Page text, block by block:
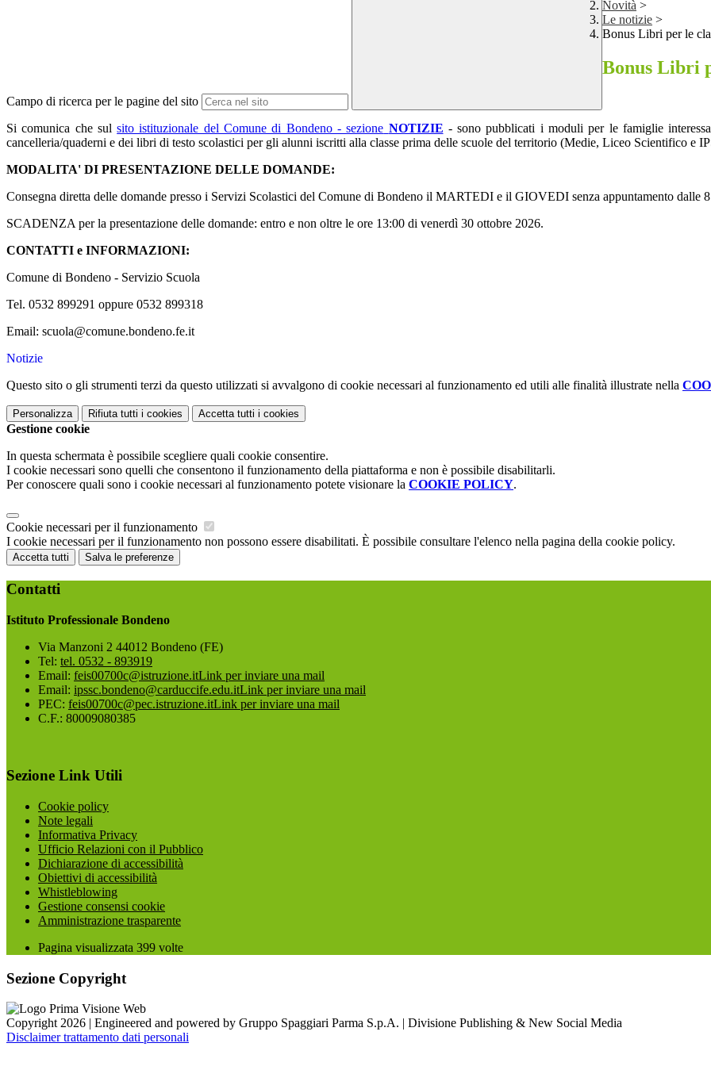
Campo di ricerca per le pagine del sito
Novità >
Le notizie >
Bonus Libri per le
Bonus Libri
Si comunica che sulsito istituzionale del Comune di Bondeno - sezione NOTIZIE - sono pubblicati i moduli per le famiglie
cancelleria/quaderni e dei libri di testo scolastici per gli alunni iscritti alla classe prima delle scuole del territorio (Medie, Liceo Scientifico e
MODALITA' DI PRESENTAZIONE DELLE DOMANDE:
Consegna diretta delle domande presso i Servizi Scolastici del Comune di Bondeno il MARTEDI e il GIOVEDI senza appuntamento dalle
SCADENZA per la presentazione delle domande: entro e non oltre le ore 13:00 di venerdì 30 ottobre 2026.
CONTATTI e INFORMAZIONI:
Comune di Bondeno - Servizio Scuola
Tel. 0532 899291 oppure 0532 899318
Email: scuola@comune.bondeno.fe.it
Notizie
Questo sito o gli strumenti terzi da questo utilizzati si avvalgono di cookie necessari al funzionamento ed utili alle finalità illustrate nella
Personalizza Rifiuta tutti i cookies Accetta tutti i cookies
Gestione cookie
In questa schermata è possibile scegliere quali cookie consentire.
I cookie necessari sono quelli che consentono il funzionamento della piattaforma e non è possibile disabilitarli.
Per conoscere quali sono i cookie necessari al funzionamento potete visionare la COOKIE POLICY.
Cookie necessari per il funzionamento
I cookie necessari per il funzionamento non possono essere disabilitati. È possibile consultare l'elenco nella pagina della cookie policy.
Accetta tutti Salva le preferenze
Contatti
Istituto Professionale Bondeno
Via Manzoni 2 44012 Bondeno (FE)
Tel: tel. 0532 - 893919
Email: feis00700c@istruzione.itLink per inviare una mail
Email: ipssc.bondeno@carduccife.edu.itLink per inviare una mail
PEC: feis00700c@pec.istruzione.itLink per inviare una mail
C.F.: 80009080385
Sezione Link Utili
Cookie policy
Note legali
Informativa Privacy
Ufficio Relazioni con il Pubblico
Dichiarazione di accessibilità
Obiettivi di accessibilità
Whistleblowing
Gestione consensi cookie
Amministrazione trasparente
Pagina visualizzata 399 volte
Sezione Copyright
Copyright 2026 | Engineered and powered by Gruppo Spaggiari Parma S.p.A. | Divisione Publishing & New Social Media
Disclaimer trattamento dati personali